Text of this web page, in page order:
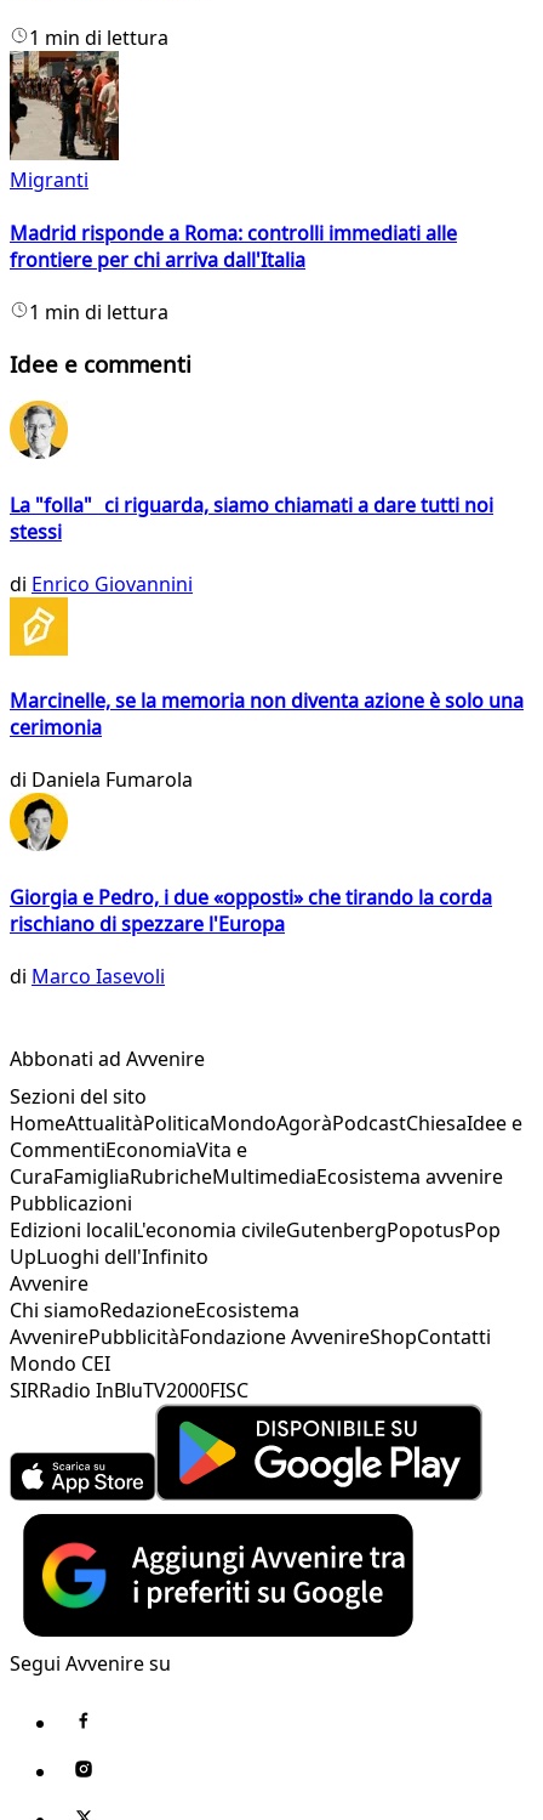
1 min di lettura
Migranti
Madrid risponde a Roma: controlli immediati alle
frontiere per chi arriva dall'Italia
1 min di lettura
Idee e commenti
La "folla" ci riguarda, siamo chiamati a dare tutti noi
stessi
di Enrico Giovannini
Marcinelle, se la memoria non diventa azione è solo una
cerimonia
di Daniela Fumarola
Giorgia e Pedro, i due «opposti» che tirando la corda
rischiano di spezzare l'Europa
di Marco Iasevoli
Abbonati ad Avvenire
Sezioni del sito
HomeAttualitàPoliticaMondoAgoràPodcastChiesaIdee e
CommentiEconomiaVita e
CuraFamigliaRubricheMultimediaEcosistema avvenire
Pubblicazioni
Edizioni localiL'economia civileGutenbergPopotusPop
UpLuoghi dell'Infinito
Avvenire
Chi siamoRedazioneEcosistema
AvvenirePubblicitàFondazione AvvenireShopContatti
Mondo CEI
SIRRadio InBluTV2000FISC
Segui Avvenire su